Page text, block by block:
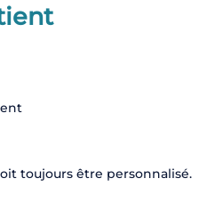
toujours être personnalisé.